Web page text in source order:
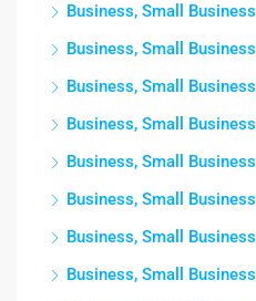
Business, Small Business
Business, Small Business
Business, Small Business
Business, Small Business
Business, Small Business
Business, Small Business
Business, Small Business
Business, Small Business